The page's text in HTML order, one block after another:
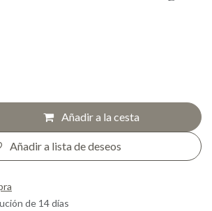
Añadir a la cesta
Añadir a lista de deseos
de 14 días